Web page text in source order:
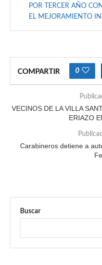
POR TERCER AÑO
EL MEJORAMIENTO
COMPARTIR 0
VECINOS DE LA VILLA
ERIAZO
Carabineros detiene a
Buscar